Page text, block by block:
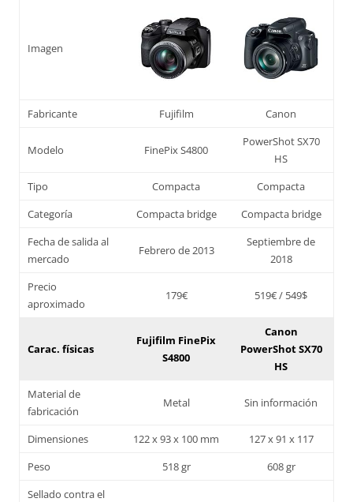
Imagen
Fabricante Fujifilm Canon
Modelo FinePix S4800
PowerShot SX70
HS
Tipo
Compacta
Compacta
Categoría
Compacta bridge
Compacta bridge
Fecha de salida al
mercado
Febrero de 2013
Septiembre de
2018
Precio
aproximado
179€ 519€ / 549$
Carac. físicas
Fujifilm FinePix
S4800
Canon
PowerShot SX70
HS
Material de
fabricación
Metal Sin información
Dimensiones 122 x 93 x 100 mm
127 x 91 x 117
Peso
518 gr
608 gr
Sellado contra el